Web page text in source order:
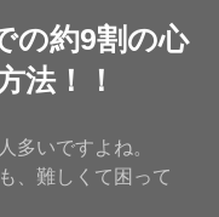
の約9割の心
法！！
多いですよね。
、難しくて困って